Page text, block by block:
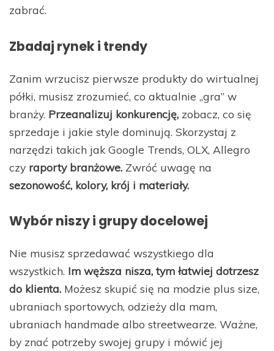
zabrać.
Zbadaj rynek i trendy
Zanim wrzucisz pierwsze produkty do wirtualnej
półki, musisz zrozumieć, co aktualnie „gra” w
branży. Przeanalizuj konkurencję, zobacz, co się
sprzedaje i jakie style dominują. Skorzystaj z
narzędzi takich jak Google Trends, OLX, Allegro
czy raporty branżowe. Zwróć uwagę na
sezonowość, kolory, krój i materiały.
Wybór niszy i grupy docelowej
Nie musisz sprzedawać wszystkiego dla
wszystkich. Im węższa nisza, tym łatwiej dotrzesz
do klienta. Możesz skupić się na modzie plus size,
ubraniach sportowych, odzieży dla mam,
ubraniach handmade albo streetwearze. Ważne,
by znać potrzeby swojej grupy i mówić jej